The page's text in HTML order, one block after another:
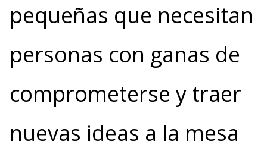
pequeñas que necesitan
personas con ganas de
comprometerse y traer
nuevas ideas a la mesa